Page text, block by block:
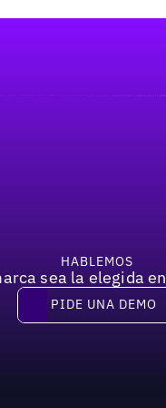
HABLEMOS
sea la elegida en
Pide una demo
PIDE UNA DEMO